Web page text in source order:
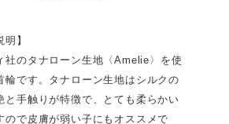
明】
社のタナローン生地〈Amelie〉を使
輪です。タナローン生地はシルクの
と手触りが特徴で、とても柔らかい
ので皮膚が弱い子にもオススメで